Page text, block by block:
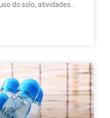
do solo, atividades
áreas abrangidas pela